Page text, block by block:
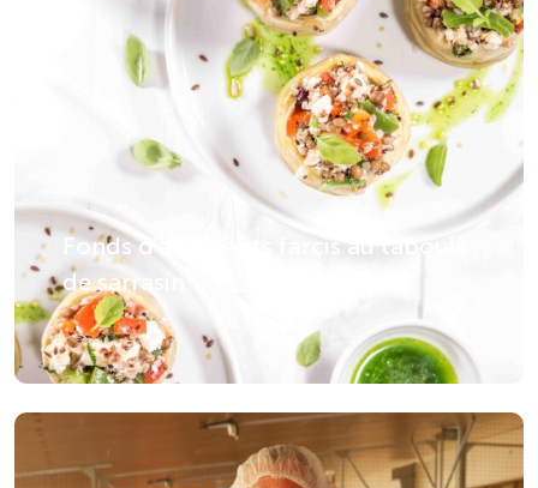
Fonds d’artichauts farçis au taboulé
de sarrasin